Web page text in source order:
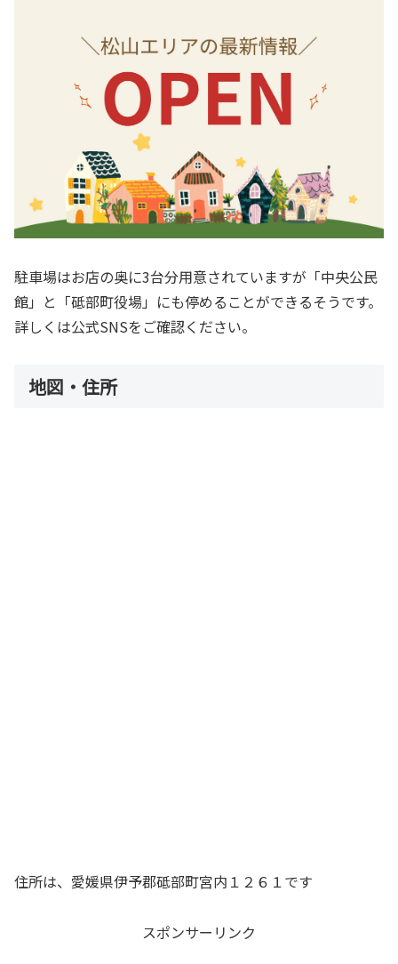
駐車場はお店の奥に3台分用意されていますが「中央公民
館」と「砥部町役場」にも停めることができるそうです。
詳しくは公式SNSをご確認ください。
地図・住所
住所は、愛媛県伊予郡砥部町宮内１２６１です
スポンサーリンク